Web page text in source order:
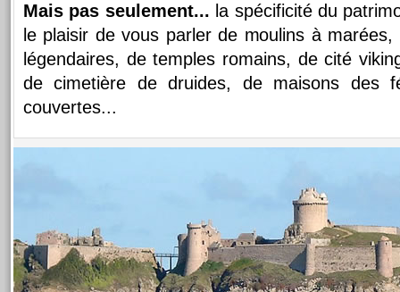
Mais pas seulement... la spécificité du
le plaisir de vous parler de moulins à
légendaires, de temples romains, de cité
de cimetière de druides, de maisons des
couvertes...